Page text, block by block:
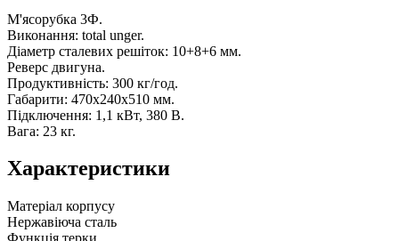
М'ясорубка 3Ф.
Виконання: total unger.
Діаметр сталевих решіток: 10+8+6 мм.
Реверс двигуна.
Продуктивність: 300 кг/год.
Габарити: 470х240х510 мм.
Підключення: 1,1 кВт, 380 В.
Вага: 23 кг.
Характеристики
Матеріал корпусу
Нержавіюча сталь